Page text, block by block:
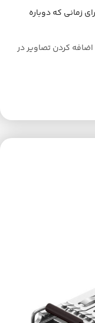
زمانی که دوباره
کردن تصاویر در